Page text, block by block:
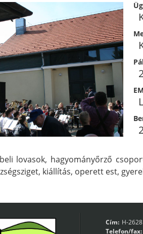
lovasok, hagyományőrző
kiállítás, operett est,
Cím: H-
Telefon/fax: